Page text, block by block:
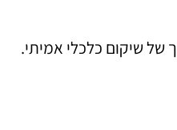
שיקום כלכלי אמיתי.